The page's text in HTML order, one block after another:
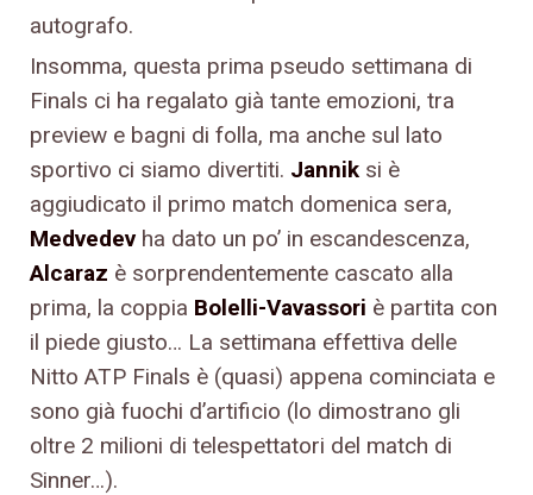
autografo.
Insomma, questa prima pseudo settimana di
Finals ci ha regalato già tante emozioni, tra
preview e bagni di folla, ma anche sul lato
sportivo ci siamo divertiti. Jannik si è
aggiudicato il primo match domenica sera,
Medvedev ha dato un po’ in escandescenza,
Alcaraz è sorprendentemente cascato alla
prima, la coppia Bolelli-Vavassori è partita con
il piede giusto… La settimana effettiva delle
Nitto ATP Finals è (quasi) appena cominciata e
sono già fuochi d’artificio (lo dimostrano gli
oltre 2 milioni di telespettatori del match di
Sinner…).